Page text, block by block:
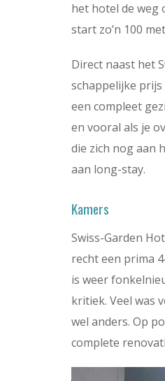
het hotel de weg
start zo’n 100
Direct naast het
schappelijke
een compleet
en vooral als je
die zich nog aan
aan long-stay.
Kamers
Swiss-Garden
recht een prima
is weer
kritiek. Veel was
wel anders. Op
complete